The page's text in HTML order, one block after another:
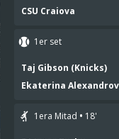
CSU Craiova
1er set
Taj Gibson (Knicks)
Ekaterina
1era Mitad 18'